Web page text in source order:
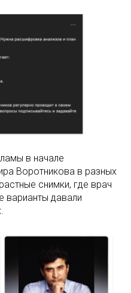
в начале
Воротникова в разных
снимки, где врач
варианты давали